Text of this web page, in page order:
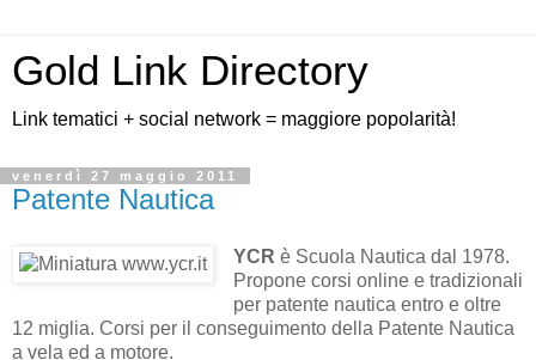
Gold Link Directory
Link tematici + social network = maggiore popolarità!
venerdì 27 maggio 2011
Patente Nautica
YCR è Scuola Nautica dal 1978.
Propone corsi online e tradizionali
per patente nautica entro e oltre
12 miglia. Corsi per il conseguimento della Patente Nautica
a vela ed a motore.